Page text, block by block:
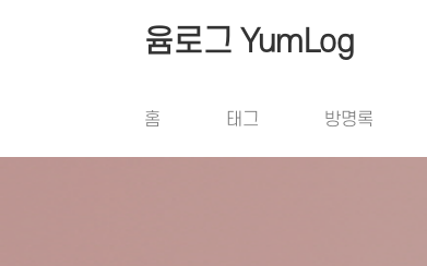
윰로그 YumLog
홈 태그 방명록